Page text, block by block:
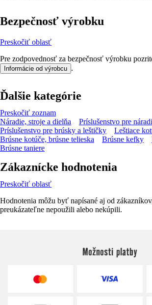
Bezpečnosť výrobku
Preskočiť oblasť
Pre zodpovednosť za bezpečnosť výrobku
Informácie od výrobcu .
Ďalšie kategórie
Preskočiť zoznam
Náradie, stroje a dielňa
Príslušenstvo pre
Príslušenstvo pre brúsky a leštičky
Leštiace
Brúsne kotúče, brúsne telieska
Brúsne kefky
Brúsne taniere
Zákaznícke hodnotenia
Preskočiť oblasť
Hodnotenia môžu byť napísané aj od
preukázateľne nepoužili alebo nekúpili.
Možnosti platby